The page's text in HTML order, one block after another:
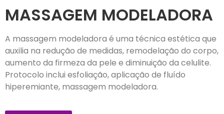
MASSAGEM MODELADORA
A massagem modeladora é uma técnica estética que
auxilia na redução de medidas, remodelação do corpo,
aumento da firmeza da pele e diminuição da celulite.
Protocolo inclui esfoliação, aplicação de fluído
hiperemiante, massagem modeladora.